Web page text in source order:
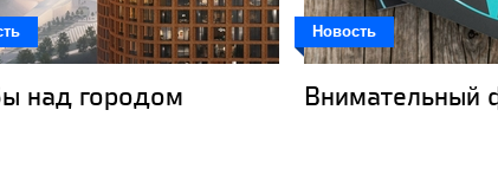
над городом
Новость
Внимательный